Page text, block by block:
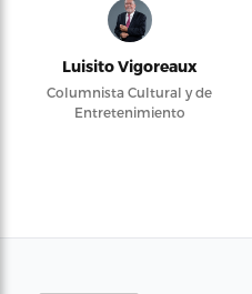
Luisito Vigoreaux
Columnista Cultural y de
Entretenimiento